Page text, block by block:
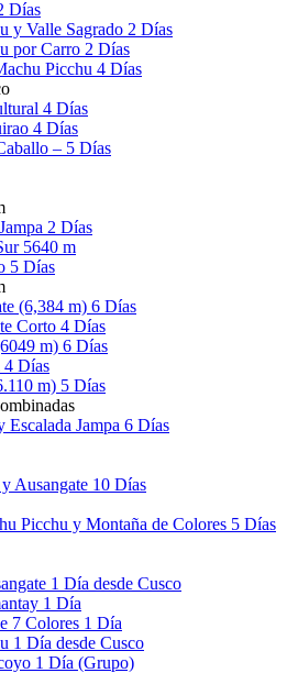
Días
y Valle Sagrado 2 Días
por Carro 2 Días
Picchu 4 Días
4 Días
4 Días
– 5 Días
2 Días
5640 m
5 Días
(6,384 m) 6 Días
Corto 4 Días
m) 6 Días
4 Días
m) 5 Días
Escalada Jampa 6 Días
Ausangate 10 Días
Picchu y Montaña de Colores 5 Días
1 Día desde Cusco
1 Día
7 Colores 1 Día
1 Día desde Cusco
1 Día (Grupo)